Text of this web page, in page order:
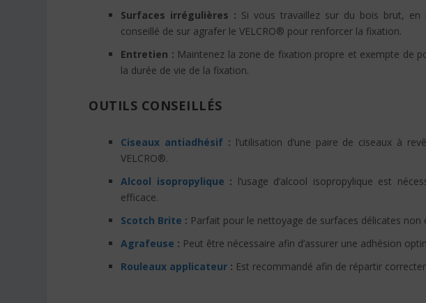
Surfaces irrégulières : Si vous travaillez sur du bois brut,
conseillé de sur agrafer le VELCRO® pour renforcer la fixation.
Entretien : Maintenez la zone de fixation propre et exempte de
la durée de vie de la fixation.
OUTILS CONSEILLÉS
Ciseaux antiadhésif : l’utilisation d’une paire de ciseaux à
VELCRO®.
Alcool isopropylique : l’usage d’alcool isopropylique est
efficace.
Scotch Brite : Parfait pour le nettoyage de surfaces délicates non
Agrafeuse : Peut être nécessaire afin d’assurer une adhésion
Rouleaux applicateur : Est recommandé afin de répartir